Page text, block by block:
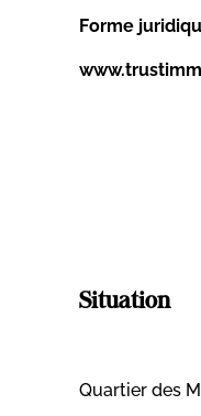
Forme
Situation
Quartier des